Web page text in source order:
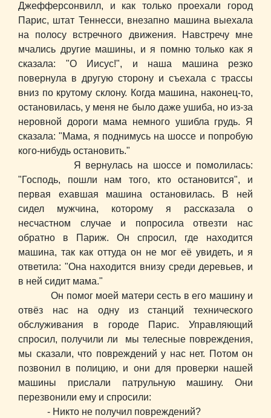
Джефферсонвилл, и как только проехали город
Парис, штат Теннесси, внезапно машина выехала
на полосу встречного движения. Навстречу мне
мчались другие машины, и я помню только как я
сказала: "О Иисус!", и наша машина резко
повернула в другую сторону и съехала с трассы
вниз по крутому склону. Когда машина, наконец-то,
остановилась, у меня не было даже ушиба, но из-за
неровной дороги мама немного ушибла грудь. Я
сказала: "Мама, я поднимусь на шоссе и попробую
кого-нибудь остановить."
Я вернулась на шоссе и помолилась:
"Господь, пошли нам того, кто остановится", и
первая ехавшая машина остановилась. В ней
сидел мужчина, которому я рассказала о
несчастном случае и попросила отвезти нас
обратно в Париж. Он спросил, где находится
машина, так как оттуда он не мог её увидеть, и я
ответила: "Она находится внизу среди деревьев, и
в ней сидит мама."
Он помог моей матери сесть в его машину и
отвёз нас на одну из станций технического
обслуживания в городе Парис. Управляющий
спросил, получили ли мы телесные повреждения,
мы сказали, что повреждений у нас нет. Потом он
позвонил в полицию, и они для проверки нашей
машины прислали патрульную машину. Они
перезвонили ему и спросили:
- Никто не получил повреждений?